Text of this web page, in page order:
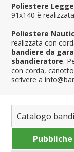
Poliestere
91x140 è
Poliestere
realizzata con
bandiere da
sbandieratore.
con corda,
scrivere a
Catalogo
Bandiere del